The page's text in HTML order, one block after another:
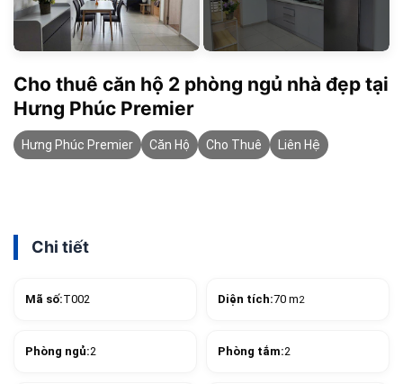
Cho thuê căn hộ 2 phòng ngủ nhà đẹp tại
Hưng Phúc Premier
Hưng Phúc Premier Căn Hộ Cho Thuê Liên Hệ
Chi tiết
Mã số:T002 Diện tích:70 m2
Phòng ngủ:2 Phòng tắm:2